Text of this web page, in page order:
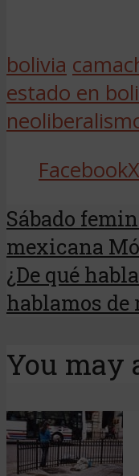
bolivia
estado en
FacebookX
Sábado
mexicana
¿De qué
hablamos
You may